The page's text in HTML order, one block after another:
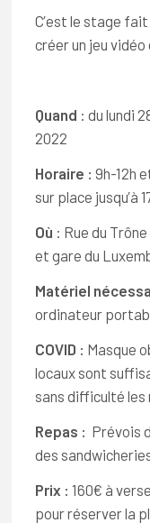
C’est le stage fait
créer un jeu vidéo
Quand : du lundi
2022
Horaire : 9h-12h
sur place jusqu’à
Où : Rue du
et gare du
Matériel
ordinateur
COVID : Masque
locaux sont
sans difficulté les
Repas : Prévois
des
Prix : 160€ à
pour réserver la